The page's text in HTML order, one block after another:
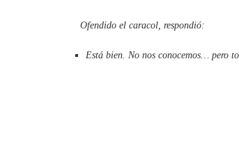
Ofendido el caracol, respondió:
Está bien. No nos conocemos… pero